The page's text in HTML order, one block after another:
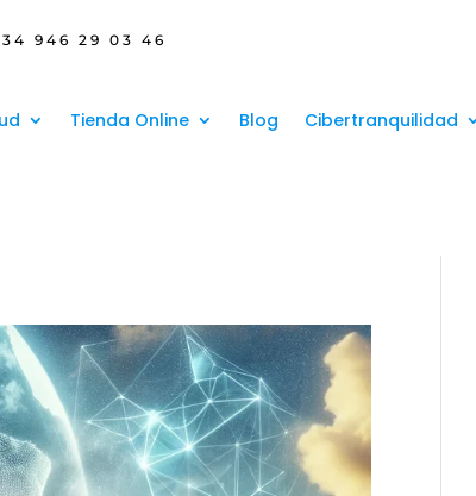
946 29 03 46
Tienda Online Blog Cibertranquilidad